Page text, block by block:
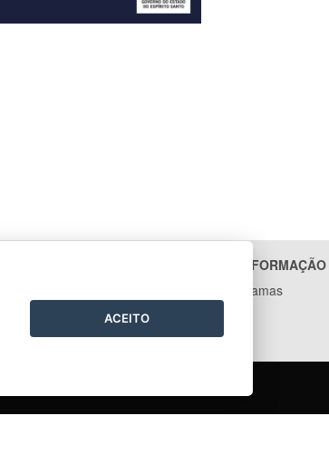
ACESSO À INFORMAÇÃO
Ações e Programas
Contratos
ACEITO